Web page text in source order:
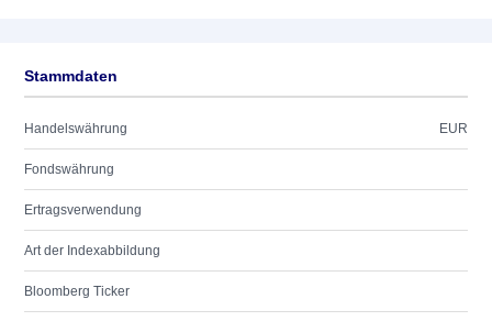
Stammdaten
Handelswährung EUR
Fondswährung
Ertragsverwendung
Art der Indexabbildung
Bloomberg Ticker